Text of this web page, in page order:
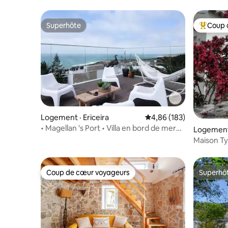
Superhôte
Superhôte
Logement · Ericeira Note moyenne de
4,86 (183)
• Magellan 's Port • Villa en bord de mer
Coup
Coup
Maison
Coup de cœur voyageurs
Coup de cœur voyageurs